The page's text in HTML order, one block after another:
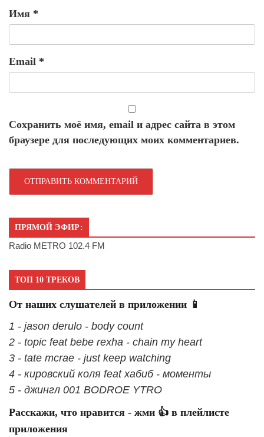
Имя *
Email *
Сохранить моё имя, email и адрес сайта в этом
браузере для последующих моих комментариев.
ПРЯМОЙ ЭФИР:
Radio METRO 102.4 FM
ТОП 10 ТРЕКОВ
От наших слушателей в приложении 📱
1 - jason derulo - body count
2 - topic feat bebe rexha - chain my heart
3 - tate mcrae - just keep watching
4 - кировский коля feat хабиб - моменты
5 - джингл 001 BODROE YTRO
Расскажи, что нравится - жми 👍 в плейлисте
приложения